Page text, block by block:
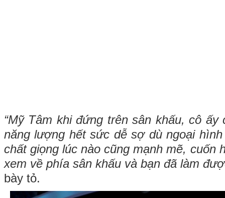
“Mỹ Tâm khi đứng trên sân khấu, cô ấy
năng lượng hết sức dễ sợ dù ngoại
chất giọng lúc nào cũng mạnh mẽ, cuốn
xem về phía sân khấu và bạn đã làm
bày tỏ.